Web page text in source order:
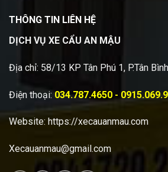
THÔNG TIN LIÊN HỆ
DỊCH VỤ XE CẨU AN MẬU
Địa chỉ: 58/13 KP Tân Phú 1, P.Tân
Điện thoại: 034.787.4650 -
Website: https://xecauanmau.com
Xecauanmau@gmail.com